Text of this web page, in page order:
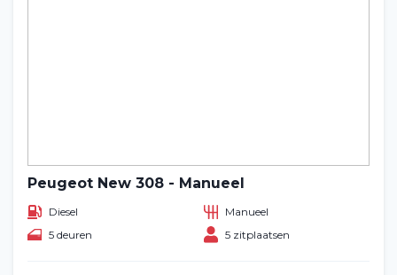
Peugeot New 308 - Manueel
Diesel
Manueel
5 deuren
5 zitplaatsen